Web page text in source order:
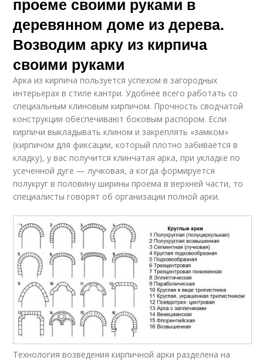
деревянном доме из дерева.
Возводим арку из кирпича
своими руками
Арка из кирпича пользуется успехом в загородных
интерьерах в стиле кантри. Удобнее всего работать со
специальным клиновым кирпичом. Прочность сводчатой
конструкции обеспечивают боковым распором. Если
кирпичи выкладывать клином и закреплять «замком»
(кирпичом для фиксации, который плотно забивается в
кладку), у вас получится клинчатая арка, при укладке по
усеченной дуге — лучковая, а когда формируется
полукруг в половину ширины проема в верхней части, то
специалисты говорят об организации полной арки.
Технология возведения кирпичной арки разделена на